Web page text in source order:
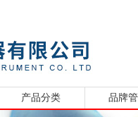
产品分类 品牌